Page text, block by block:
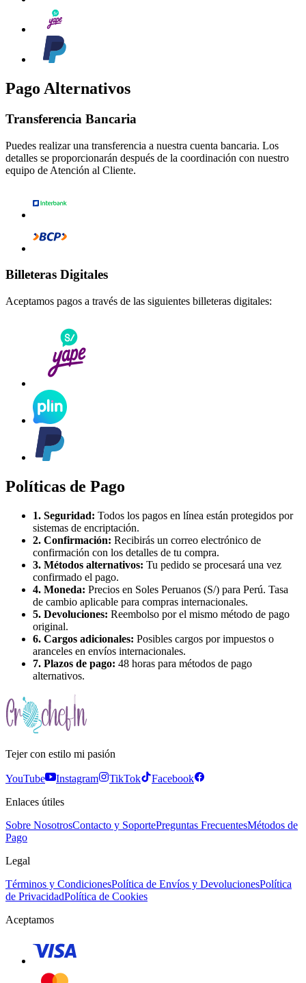
Pago Alternativos
Transferencia Bancaria
Puedes realizar una transferencia a nuestra cuenta bancaria. Los
detalles se proporcionarán después de la coordinación con nuestro
equipo de Atención al Cliente.
Billeteras Digitales
Aceptamos pagos a través de las siguientes billeteras digitales:
Políticas de Pago
1. Seguridad: Todos los pagos en línea están protegidos por
sistemas de encriptación.
2. Confirmación: Recibirás un correo electrónico de
confirmación con los detalles de tu compra.
3. Métodos alternativos: Tu pedido se procesará una vez
confirmado el pago.
4. Moneda: Precios en Soles Peruanos (S/) para Perú. Tasa
de cambio aplicable para compras internacionales.
5. Devoluciones: Reembolso por el mismo método de pago
original.
6. Cargos adicionales: Posibles cargos por impuestos o
aranceles en envíos internacionales.
7. Plazos de pago: 48 horas para métodos de pago
alternativos.
Tejer con estilo mi pasión
YouTube Instagram TikTok
Facebook
Enlaces útiles
Sobre NosotrosContacto y SoportePreguntas FrecuentesMétodos de
Pago
Legal
Términos y CondicionesPolítica de Envíos y DevolucionesPolítica
de PrivacidadPolítica de Cookies
Aceptamos